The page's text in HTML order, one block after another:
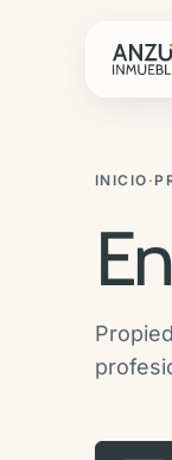
INICIO ·